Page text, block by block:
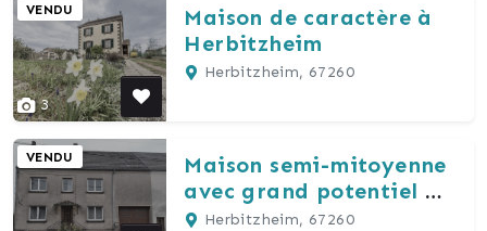
3
VENDU
Maison de caractère à
Herbitzheim
Herbitzheim, 67260
VENDU
Maison semi-mitoyenne
avec grand potentiel à
Herbitzheim
Herbitzheim, 67260